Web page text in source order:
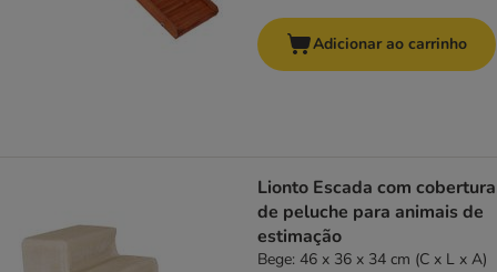
Adicionar ao carrinho
Lionto Escada com cobertura
de peluche para animais de
estimação
Bege: 46 x 36 x 34 cm (C x L x A)